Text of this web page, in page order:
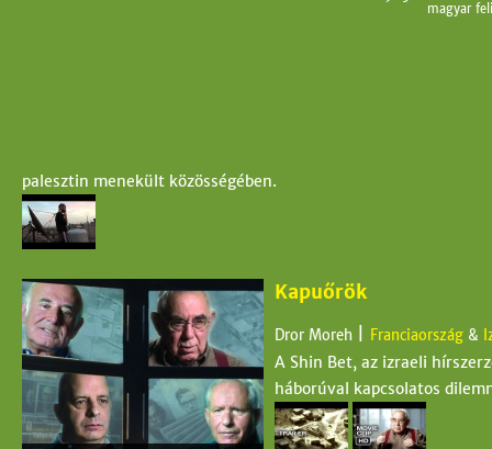
magyar
palesztin menekült közösségében.
Kapuőrök
Dror Moreh Franciaország &
A Shin Bet, az izraeli
háborúval kapcsolatos